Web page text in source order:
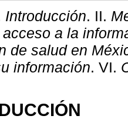
Introducción. II.
a la
de salud en
información. VI.